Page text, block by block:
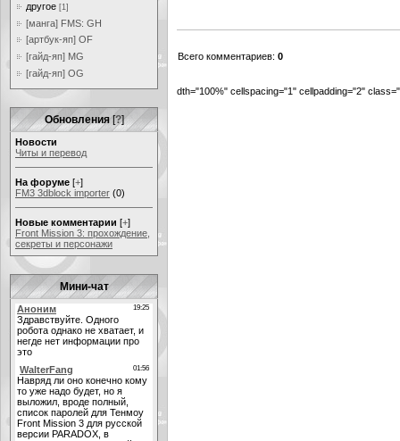
другое [1]
[манга] FMS: GH
[артбук-яп] OF
[гайд-яп] MG
[гайд-яп] OG
Обновления [?]
Новости
Читы и перевод
На форуме [+]
FM3 3dblock importer (0)
Новые комментарии [+]
Front Mission 3: прохождение,
секреты и персонажи
Мини-чат
Всего комментариев: 0
dth="100%" cellspacing="1" cellpadding="2"